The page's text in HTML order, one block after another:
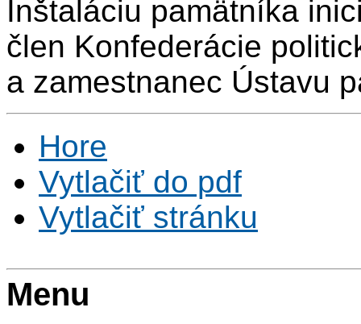
Inštaláciu pamätníka
člen Konfederácie
a zamestnanec Ústavu
Hore
Vytlačiť do pdf
Vytlačiť stránku
Menu